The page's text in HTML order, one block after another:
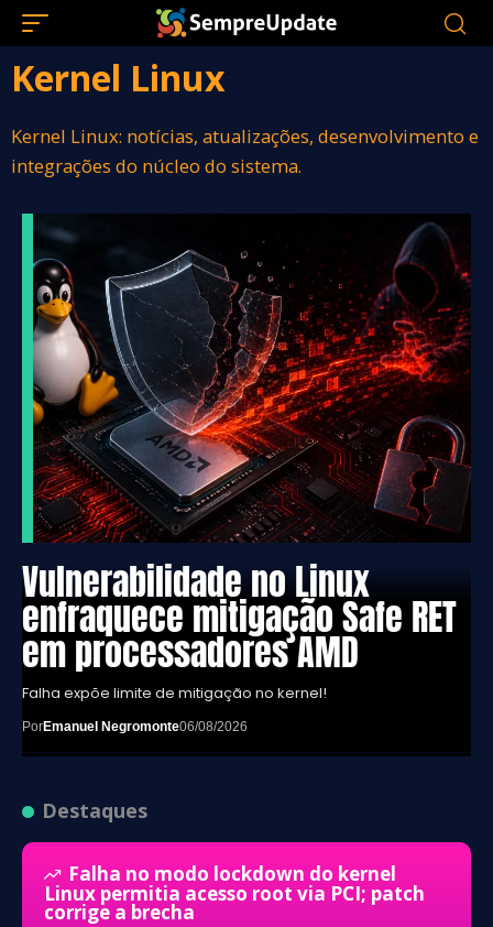
Kernel Linux
Kernel Linux: notícias, atualizações, desenvolvimento e
integrações do núcleo do sistema.
Vulnerabilidade no Linux
enfraquece mitigação Safe RET
em processadores AMD
Falha expõe limite de mitigação no kernel!
PorEmanuel Negromonte06/08/2026
Destaques
Falha no modo lockdown do kernel
Linux permitia acesso root via PCI; patch
corrige a brecha